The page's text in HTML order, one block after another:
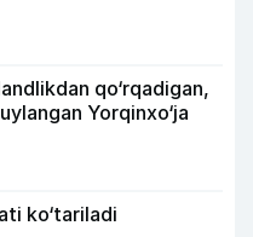
qo‘rqadigan,
Yorqinxo‘ja
ko‘tariladi